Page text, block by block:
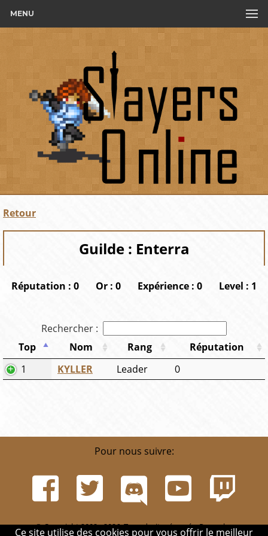
MENU
Retour
Guilde : Enterra
Réputation : 0 Or : 0 Expérience : 0 Level : 1
Rechercher :
Top
Nom Rang
Réputation
1
KYLLER Leader 0
Pour nous suivre:
© Copyright 2002 - 2026. Tous droits réservés. Pour plus
Ce site utilise des cookies pour vous offrir le meilleur